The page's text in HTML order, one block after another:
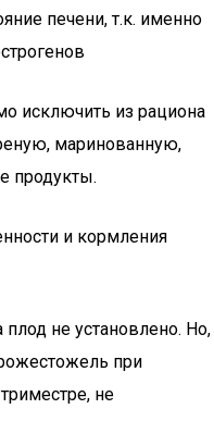
печени, т.к. именно
исключить из рациона
маринованную,
продукты.
и кормления
не установлено. Но,
при
не